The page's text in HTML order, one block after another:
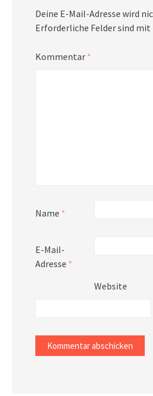
Deine E-Mail-Adresse wird
Erforderliche Felder sind mit
Kommentar *
Name *
E-Mail-
Adresse *
Website